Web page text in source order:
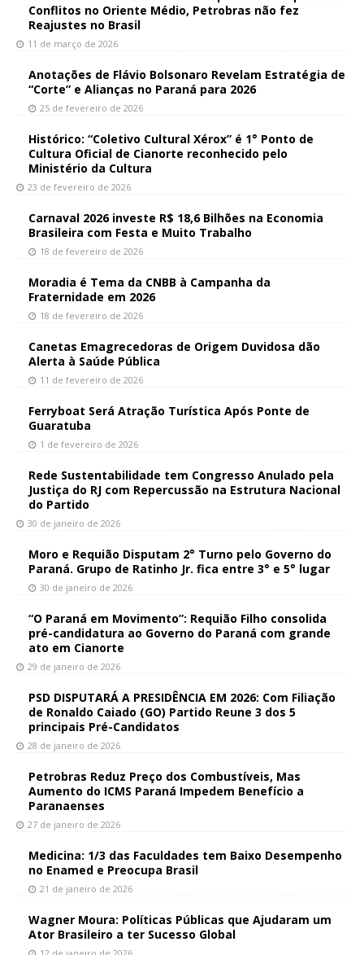
Conflitos no Oriente Médio, Petrobras não fez
Reajustes no Brasil
11 de março de 2026
Anotações de Flávio Bolsonaro Revelam Estratégia de
“Corte” e Alianças no Paraná para 2026
25 de fevereiro de 2026
Histórico: “Coletivo Cultural Xérox” é 1° Ponto de
Cultura Oficial de Cianorte reconhecido pelo
Ministério da Cultura
23 de fevereiro de 2026
Carnaval 2026 investe R$ 18,6 Bilhões na Economia
Brasileira com Festa e Muito Trabalho
18 de fevereiro de 2026
Moradia é Tema da CNBB à Campanha da
Fraternidade em 2026
18 de fevereiro de 2026
Canetas Emagrecedoras de Origem Duvidosa dão
Alerta à Saúde Pública
11 de fevereiro de 2026
Ferryboat Será Atração Turística Após Ponte de
Guaratuba
1 de fevereiro de 2026
Rede Sustentabilidade tem Congresso Anulado pela
Justiça do RJ com Repercussão na Estrutura Nacional
do Partido
30 de janeiro de 2026
Moro e Requião Disputam 2° Turno pelo Governo do
Paraná. Grupo de Ratinho Jr. fica entre 3° e 5° lugar
30 de janeiro de 2026
“O Paraná em Movimento”: Requião Filho consolida
pré-candidatura ao Governo do Paraná com grande
ato em Cianorte
29 de janeiro de 2026
PSD DISPUTARÁ A PRESIDÊNCIA EM 2026: Com Filiação
de Ronaldo Caiado (GO) Partido Reune 3 dos 5
principais Pré-Candidatos
28 de janeiro de 2026
Petrobras Reduz Preço dos Combustíveis, Mas
Aumento do ICMS Paraná Impedem Benefício a
Paranaenses
27 de janeiro de 2026
Medicina: 1/3 das Faculdades tem Baixo Desempenho
no Enamed e Preocupa Brasil
21 de janeiro de 2026
Wagner Moura: Políticas Públicas que Ajudaram um
Ator Brasileiro a ter Sucesso Global